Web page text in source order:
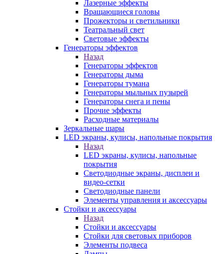
Лазерные эффекты
Вращающиеся головы
Прожекторы и светильники
Театральный свет
Световые эффекты
Генераторы эффектов
Назад
Генераторы эффектов
Генераторы дыма
Генераторы тумана
Генераторы мыльных пузырей
Генераторы снега и пены
Прочие эффекты
Расходные материалы
Зеркальные шары
LED экраны, кулисы, напольные покрытия
Назад
LED экраны, кулисы, напольные
покрытия
Светодиодные экраны, дисплеи и
видео-сетки
Светодиодные панели
Элементы управления и аксессуары
Стойки и аксессуары
Назад
Стойки и аксессуары
Стойки для световых приборов
Элементы подвеса